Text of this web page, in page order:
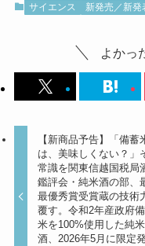
サイエンス 新発売／新発
よかっ
【新商品予告】「備蓄
は、美味しくない？」
常識を関東信越国税局
鑑評会・純米酒の部、
最優秀賞受賞蔵の技術
覆す。令和2年産政府
米を100%使用した純米
酒、2026年5月に限定発